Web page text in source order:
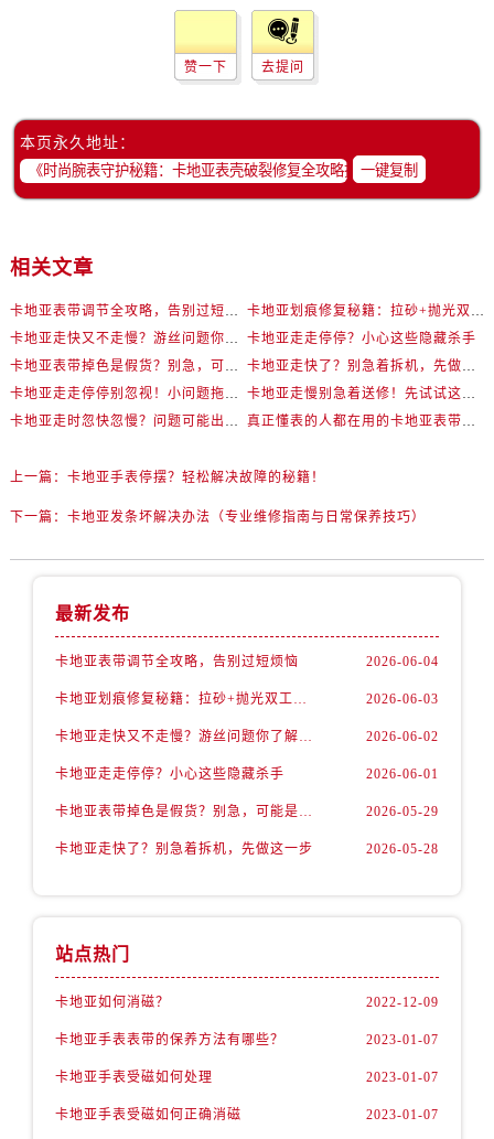
赞一下 去提问
本页永久地址：
一键复制
相关文章
卡地亚表带调节全攻略，告别过短烦恼
卡地亚划痕修复秘籍：拉砂+抛光双工艺还原如新
卡地亚走快又不走慢？游丝问题你了解多少？
卡地亚走走停停？小心这些隐藏杀手
卡地亚表带掉色是假货？别急，可能是这些日常习惯惹的祸
卡地亚走快了？别急着拆机，先做这一步
卡地亚走走停停别忽视！小问题拖成大修很烧钱
卡地亚走慢别急着送修！先试试这些方法
卡地亚走时忽快忽慢？问题可能出在你睡觉时！
真正懂表的人都在用的卡地亚表带调节技巧
上一篇： 卡地亚手表停摆？轻松解决故障的秘籍！
下一篇： 卡地亚发条坏解决办法（专业维修指南与日常保养技巧）
最新发布
卡地亚表带调节全攻略，告别过短烦恼 2026-06-04
卡地亚划痕修复秘籍：拉砂+抛光双工艺还原如新 2026-06-03
卡地亚走快又不走慢？游丝问题你了解多少？ 2026-06-02
卡地亚走走停停？小心这些隐藏杀手 2026-06-01
卡地亚表带掉色是假货？别急，可能是这些日常习惯惹的祸 2026-05-29
卡地亚走快了？别急着拆机，先做这一步 2026-05-28
站点热门
卡地亚如何消磁？ 2022-12-09
卡地亚手表表带的保养方法有哪些？ 2023-01-07
卡地亚手表受磁如何处理 2023-01-07
卡地亚手表受磁如何正确消磁 2023-01-07